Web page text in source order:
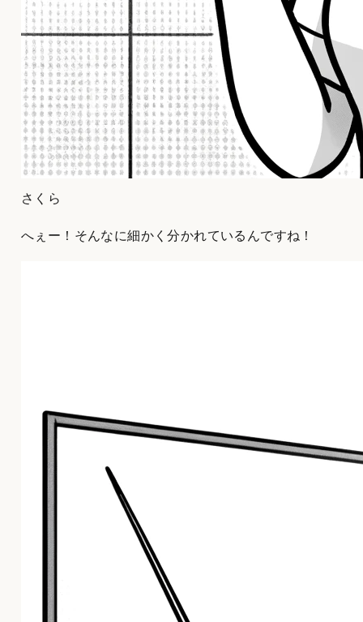
さくら
へぇー！そんなに細かく分かれているんですね！